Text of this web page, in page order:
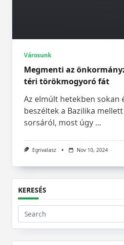
Városunk
Megmenti az
téri törökmogyoró fát
Az elmúlt hetekben sokan
beszéltek a Bazilika
sorsáról, most úgy ...
Egrivalasz Nov 10, 2024
KERESÉS
Search
for: